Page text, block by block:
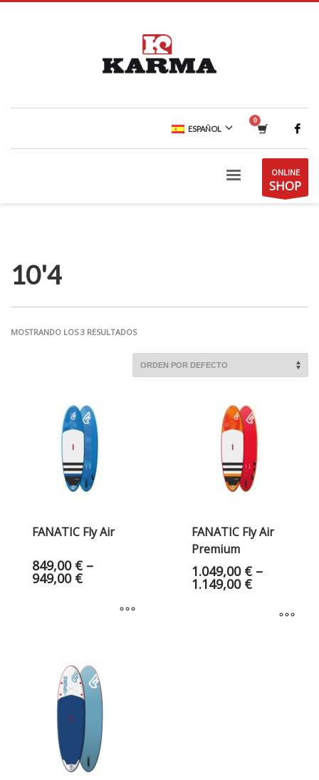
ESPAÑOL
ONLINE
SHOP
10'4
MOSTRANDO LOS 3 RESULTADOS
FANATIC Fly Air
849,00 € –
949,00 €
FANATIC Fly Air
Premium
1.049,00 € –
1.149,00 €